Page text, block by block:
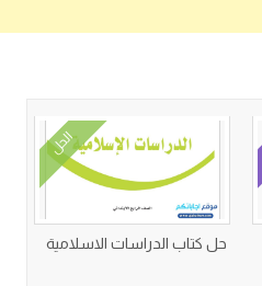
الحل
حل كتاب الدراسات الاسلامية